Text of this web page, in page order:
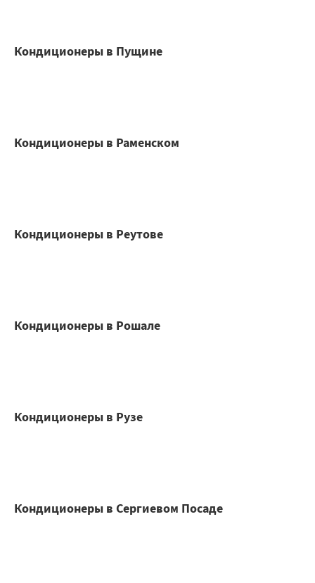
Кондиционеры в Пущине
Кондиционеры в Раменском
Кондиционеры в Реутове
Кондиционеры в Рошале
Кондиционеры в Рузе
Кондиционеры в Сергиевом Посаде